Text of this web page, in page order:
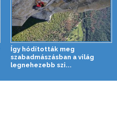
Így hódították meg
szabadmászásban a világ
legnehezebb szi...